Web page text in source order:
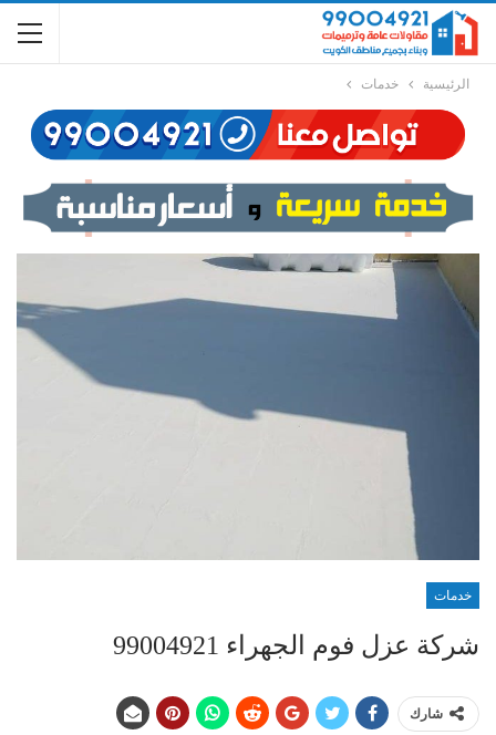
الرئيسية خدمات
خدمات
شركة عزل فوم الجهراء 99004921
شارك